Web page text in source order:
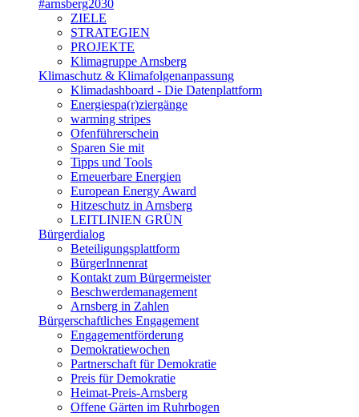
#arnsberg2030
ZIELE
STRATEGIEN
PROJEKTE
Klimagruppe Arnsberg
Klimaschutz & Klimafolgenanpassung
Klimadashboard - Die Datenplattform
Energiespa(r)ziergänge
warming stripes
Ofenführerschein
Sparen Sie mit
Tipps und Tools
Erneuerbare Energien
European Energy Award
Hitzeschutz in Arnsberg
LEITLINIEN GRÜN
Bürgerdialog
Beteiligungsplattform
BürgerInnenrat
Kontakt zum Bürgermeister
Beschwerdemanagement
Arnsberg in Zahlen
Bürgerschaftliches Engagement
Engagementförderung
Demokratiewochen
Partnerschaft für Demokratie
Preis für Demokratie
Heimat-Preis-Arnsberg
Offene Gärten im Ruhrbogen